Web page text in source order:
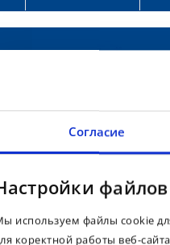
Согласие
используем файлы cookie
коректной работы веб-
SR 45'
(6)